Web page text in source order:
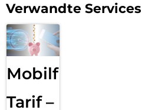
Verwandte Services
Mobilfunk
Tarif –